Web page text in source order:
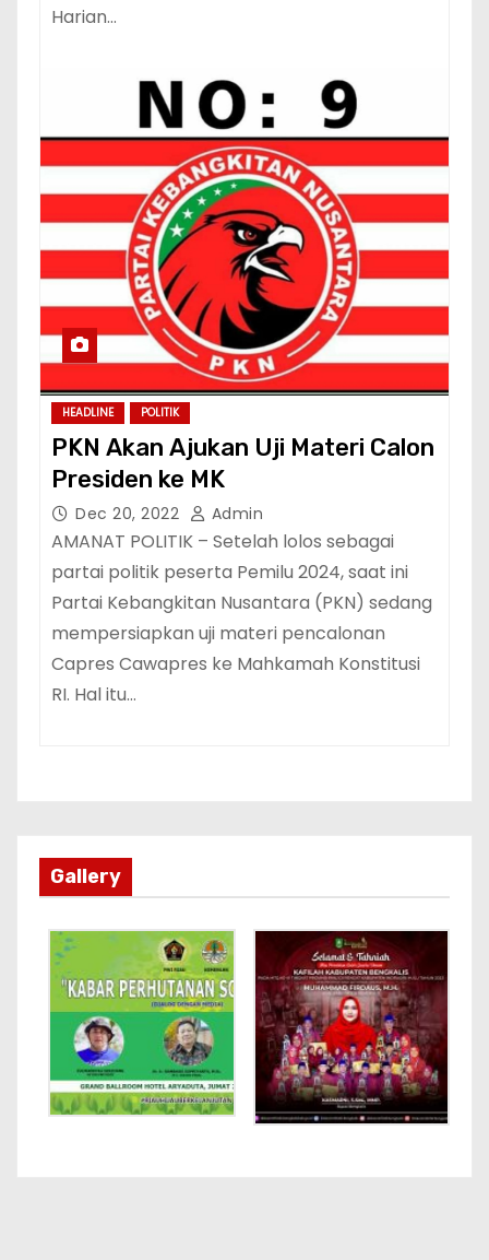
Harian…
HEADLINE POLITIK
PKN Akan Ajukan Uji Materi Calon
Presiden ke MK
Dec 20, 2022 Admin
AMANAT POLITIK – Setelah lolos sebagai
partai politik peserta Pemilu 2024, saat ini
Partai Kebangkitan Nusantara (PKN) sedang
mempersiapkan uji materi pencalonan
Capres Cawapres ke Mahkamah Konstitusi
RI. Hal itu…
Gallery